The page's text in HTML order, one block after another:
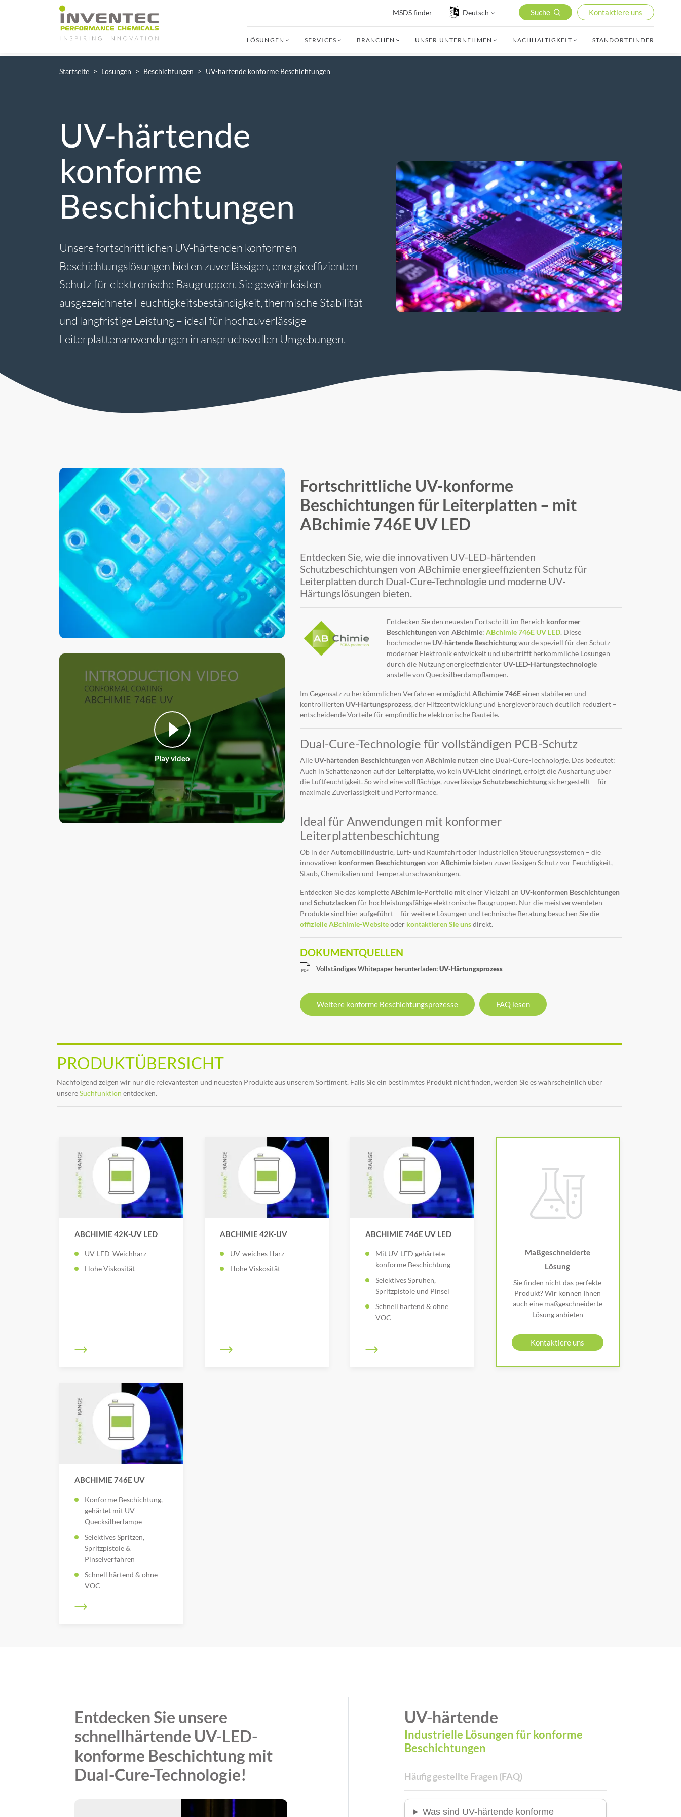
Main Navigation
MSDS finder Deutsch Suche Kontaktiere uns
LÖSUNGEN SERVICES BRANCHEN UNSER UNTERNEHMEN NACHHALTIGKEIT STANDORTFINDER
Startseite Lösungen Beschichtungen UV-härtende konforme Beschichtungen
UV-härtende
konforme
Beschichtungen
Unsere fortschrittlichen UV-härtenden konformen
Beschichtungslösungen bieten zuverlässigen, energieeffizienten
Schutz für elektronische Baugruppen. Sie gewährleisten
ausgezeichnete Feuchtigkeitsbeständigkeit, thermische Stabilität
und langfristige Leistung – ideal für hochzuverlässige
Leiterplattenanwendungen in anspruchsvollen Umgebungen.
Play video
Fortschrittliche UV-konforme
Beschichtungen für Leiterplatten – mit
ABchimie 746E UV LED
Entdecken Sie, wie die innovativen UV-LED-härtenden
Schutzbeschichtungen von ABchimie energieeffizienten Schutz für
Leiterplatten durch Dual-Cure-Technologie und moderne UV-
Härtungslösungen bieten.
Entdecken Sie den neuesten Fortschritt im Bereich konformer
Beschichtungenvon ABchimie: ABchimie 746E UV LED. Diese
hochmoderne UV-härtende Beschichtungwurde speziell für den Schutz
moderner Elektronik entwickelt und übertrifft herkömmliche Lösungen
durch die Nutzung energieeffizienter UV-LED-Härtungstechnologie
anstelle von Quecksilberdampflampen.
Im Gegensatz zu herkömmlichen Verfahren ermöglichtABchimie 746Eeinen stabileren und
kontrollierten UV-Härtungsprozess, der Hitzeentwicklung und Energieverbrauch deutlich reduziert –
entscheidende Vorteile für empfindliche elektronische Bauteile.
Dual-Cure-Technologie für vollständigen PCB-Schutz
Alle UV-härtenden Beschichtungenvon ABchimie nutzen eine Dual-Cure-Technologie. Das bedeutet:
Auch in Schattenzonen auf der Leiterplatte, wo kein UV-Lichteindringt, erfolgt die Aushärtung über
die Luftfeuchtigkeit. So wird eine vollflächige, zuverlässigeSchutzbeschichtungsichergestellt – für
maximale Zuverlässigkeit und Performance.
Ideal für Anwendungen mit konformer
Leiterplattenbeschichtung
Ob in der Automobilindustrie, Luft- und Raumfahrt oder industriellen Steuerungssystemen – die
innovativen konformen Beschichtungenvon ABchimie bieten zuverlässigen Schutz vor Feuchtigkeit,
Staub, Chemikalien und Temperaturschwankungen.
Entdecken Sie das kompletteABchimie-Portfolio mit einer Vielzahl an UV-konformen Beschichtungen
und Schutzlackenfür hochleistungsfähige elektronische Baugruppen. Nur die meistverwendeten
Produkte sind hier aufgeführt – für weitere Lösungen und technische Beratung besuchen Sie die
offizielle ABchimie-Websiteoder kontaktieren Sie unsdirekt.
DOKUMENTQUELLEN
Vollständiges Whitepaper herunterladen:UV-Härtungsprozess
Weitere konforme Beschichtungsprozesse FAQ lesen
PRODUKTÜBERSICHT
Nachfolgend zeigen wir nur die relevantesten und neuesten Produkte aus unserem Sortiment. Falls Sie ein bestimmtes Produkt nicht finden, werden Sie es wahrscheinlich über
unsereSuchfunktion entdecken.
ABCHIMIE 42K-UV LED
UV-LED-Weichharz
Hohe Viskosität
ABCHIMIE 42K-UV
UV-weiches Harz
Hohe Viskosität
ABCHIMIE 746E UV LED
Mit UV-LED gehärtete
konforme Beschichtung
Selektives Sprühen,
Spritzpistole und Pinsel
Schnell härtend & ohne
VOC
Maßgeschneiderte
Lösung
Sie finden nicht das perfekte
Produkt? Wir können Ihnen
auch eine maßgeschneiderte
Lösung anbieten
Kontaktiere uns
ABCHIMIE 746E UV
Konforme Beschichtung,
gehärtet mit UV-
Quecksilberlampe
Selektives Spritzen,
Spritzpistole &
Pinselverfahren
Schnell härtend & ohne
VOC
Entdecken Sie unsere
schnellhärtende UV-LED-
konforme Beschichtung mit
Dual-Cure-Technologie!
UV-härtende
Industrielle Lösungen für konforme
Beschichtungen
Häufig gestellte Fragen (FAQ)
Was sind UV-härtende konforme